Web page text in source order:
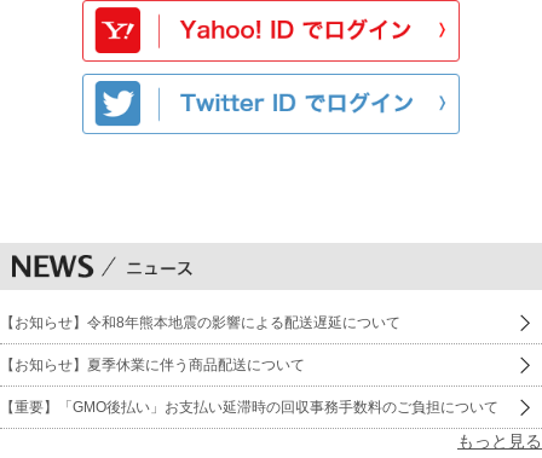
【お知らせ】令和8年熊本地震の影響による配送遅延について
【お知らせ】夏季休業に伴う商品配送について
【重要】「GMO後払い」お支払い延滞時の回収事務手数料のご負担について
もっと見る